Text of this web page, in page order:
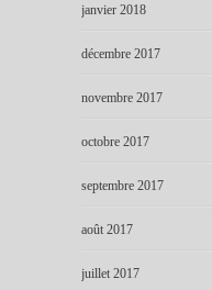
janvier 2018
décembre 2017
novembre 2017
octobre 2017
septembre 2017
août 2017
juillet 2017